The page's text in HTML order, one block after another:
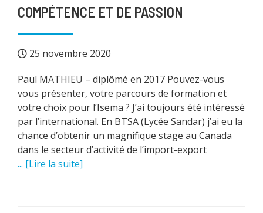
COMPÉTENCE ET DE PASSION
25 novembre 2020
Paul MATHIEU – diplômé en 2017 Pouvez-vous
vous présenter, votre parcours de formation et
votre choix pour l’Isema ? J’ai toujours été intéressé
par l’international. En BTSA (Lycée Sandar) j’ai eu la
chance d’obtenir un magnifique stage au Canada
dans le secteur d’activité de l’import-export
... [Lire la suite]